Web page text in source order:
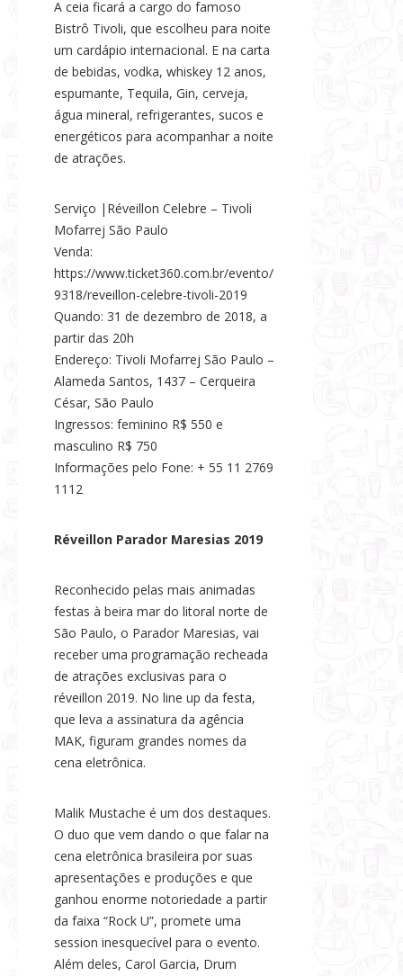
A ceia ficará a cargo do famoso
Bistrô Tivoli, que escolheu para noite
um cardápio internacional. E na carta
de bebidas, vodka, whiskey 12 anos,
espumante, Tequila, Gin, cerveja,
água mineral, refrigerantes, sucos e
energéticos para acompanhar a noite
de atrações.
Serviço |Réveillon Celebre – Tivoli
Mofarrej São Paulo
Venda:
https://www.ticket360.com.br/evento/
9318/reveillon-celebre-tivoli-2019
Quando: 31 de dezembro de 2018, a
partir das 20h
Endereço: Tivoli Mofarrej São Paulo –
Alameda Santos, 1437 – Cerqueira
César, São Paulo
Ingressos: feminino R$ 550 e
masculino R$ 750
Informações pelo Fone: + 55 11 2769
1112
Réveillon Parador Maresias 2019
Reconhecido pelas mais animadas
festas à beira mar do litoral norte de
São Paulo, o Parador Maresias, vai
receber uma programação recheada
de atrações exclusivas para o
réveillon 2019. No line up da festa,
que leva a assinatura da agência
MAK, figuram grandes nomes da
cena eletrônica.
Malik Mustache é um dos destaques.
O duo que vem dando o que falar na
cena eletrônica brasileira por suas
apresentações e produções e que
ganhou enorme notoriedade a partir
da faixa “Rock U”, promete uma
session inesquecível para o evento.
Além deles, Carol Garcia, Drum